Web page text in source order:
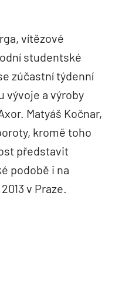
vítězové
studentské
zúčastní týdenní
vývoje a výroby
Matyáš Kočnar,
kromě toho
představit
podobě i na
v Praze.